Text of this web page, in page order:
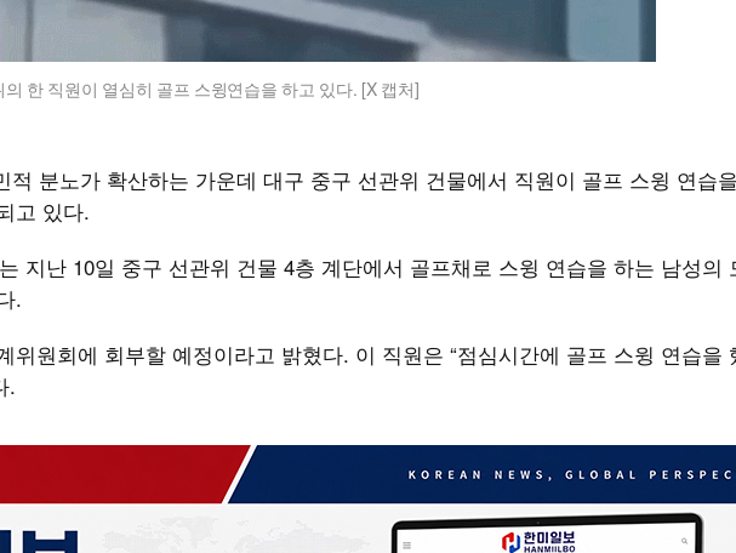
의 한 직원이 열심히 골프 스윙연습을 하고 있다. [X 캡처]
적 분노가 확산하는 가운데 대구 중구 선관위 건물에서 직원이 골프 스윙 연습
고 있다.
지난 10일 중구 선관위 건물 4층 계단에서 골프채로 스윙 연습을 하는 남성의
.
위원회에 회부할 예정이라고 밝혔다. 이 직원은 “점심시간에 골프 스윙 연습을
.